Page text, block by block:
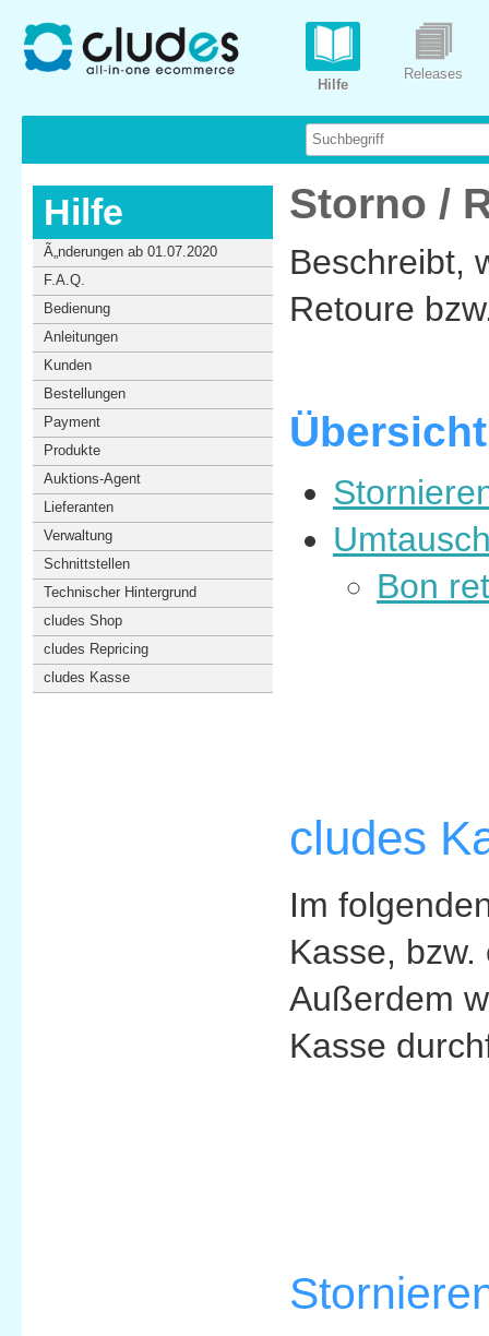
Hilfe
Releases
Hilfe
Ã„nderungen ab 01.07.2020
F.A.Q.
Bedienung
Anleitungen
Kunden
Bestellungen
Payment
Produkte
Auktions-Agent
Lieferanten
Verwaltung
Schnittstellen
Technischer Hintergrund
cludes Shop
cludes Repricing
cludes Kasse
Storno /
Beschreibt,
Retoure
Bon
cludes
Im
Kasse,
Außerdem
Kasse